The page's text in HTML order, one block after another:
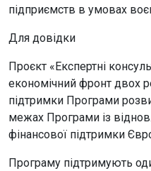
підприємств в умовах
Для довідки
Проєкт «Експертні
економічний фронт двох
підтримки Програми
межах Програми із
фінансової підтримки
Програму підтримують